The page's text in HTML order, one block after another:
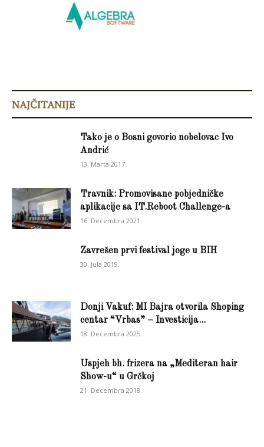
NAJČITANIJE
Tako je o Bosni govorio nobelovac Ivo
Andrić
13. Marta 2017.
Travnik: Promovisane pobjedničke
aplikacije sa IT.Reboot Challenge-a
16. Decembra 2021.
Zavrešen prvi festival joge u BIH
30. Jula 2019.
Donji Vakuf: MI Bajra otvorila Shoping
centar “Vrbas” – Investicija...
18. Decembra 2025.
Uspjeh bh. frizera na „Mediteran hair
Show-u“ u Grčkoj
21. Decembra 2018.